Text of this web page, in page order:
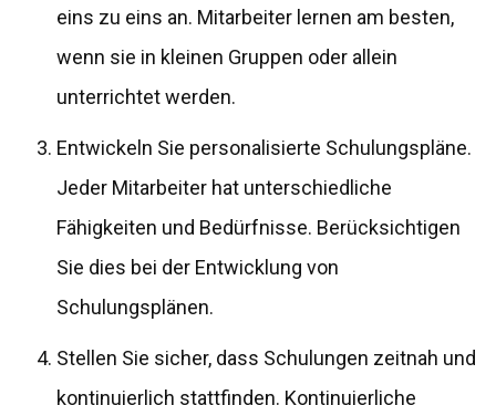
eins zu eins an. Mitarbeiter lernen am besten,
wenn sie in kleinen Gruppen oder allein
unterrichtet werden.
Entwickeln Sie personalisierte Schulungspläne.
Jeder Mitarbeiter hat unterschiedliche
Fähigkeiten und Bedürfnisse. Berücksichtigen
Sie dies bei der Entwicklung von
Schulungsplänen.
Stellen Sie sicher, dass Schulungen zeitnah und
kontinuierlich stattfinden. Kontinuierliche